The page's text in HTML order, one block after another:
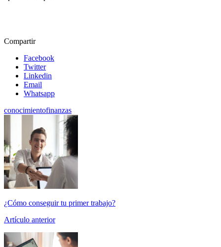
Compartir
Facebook
Twitter
Linkedin
Email
Whatsapp
conocimientofinanzas
¿Cómo conseguir tu primer trabajo?
Artículo anterior